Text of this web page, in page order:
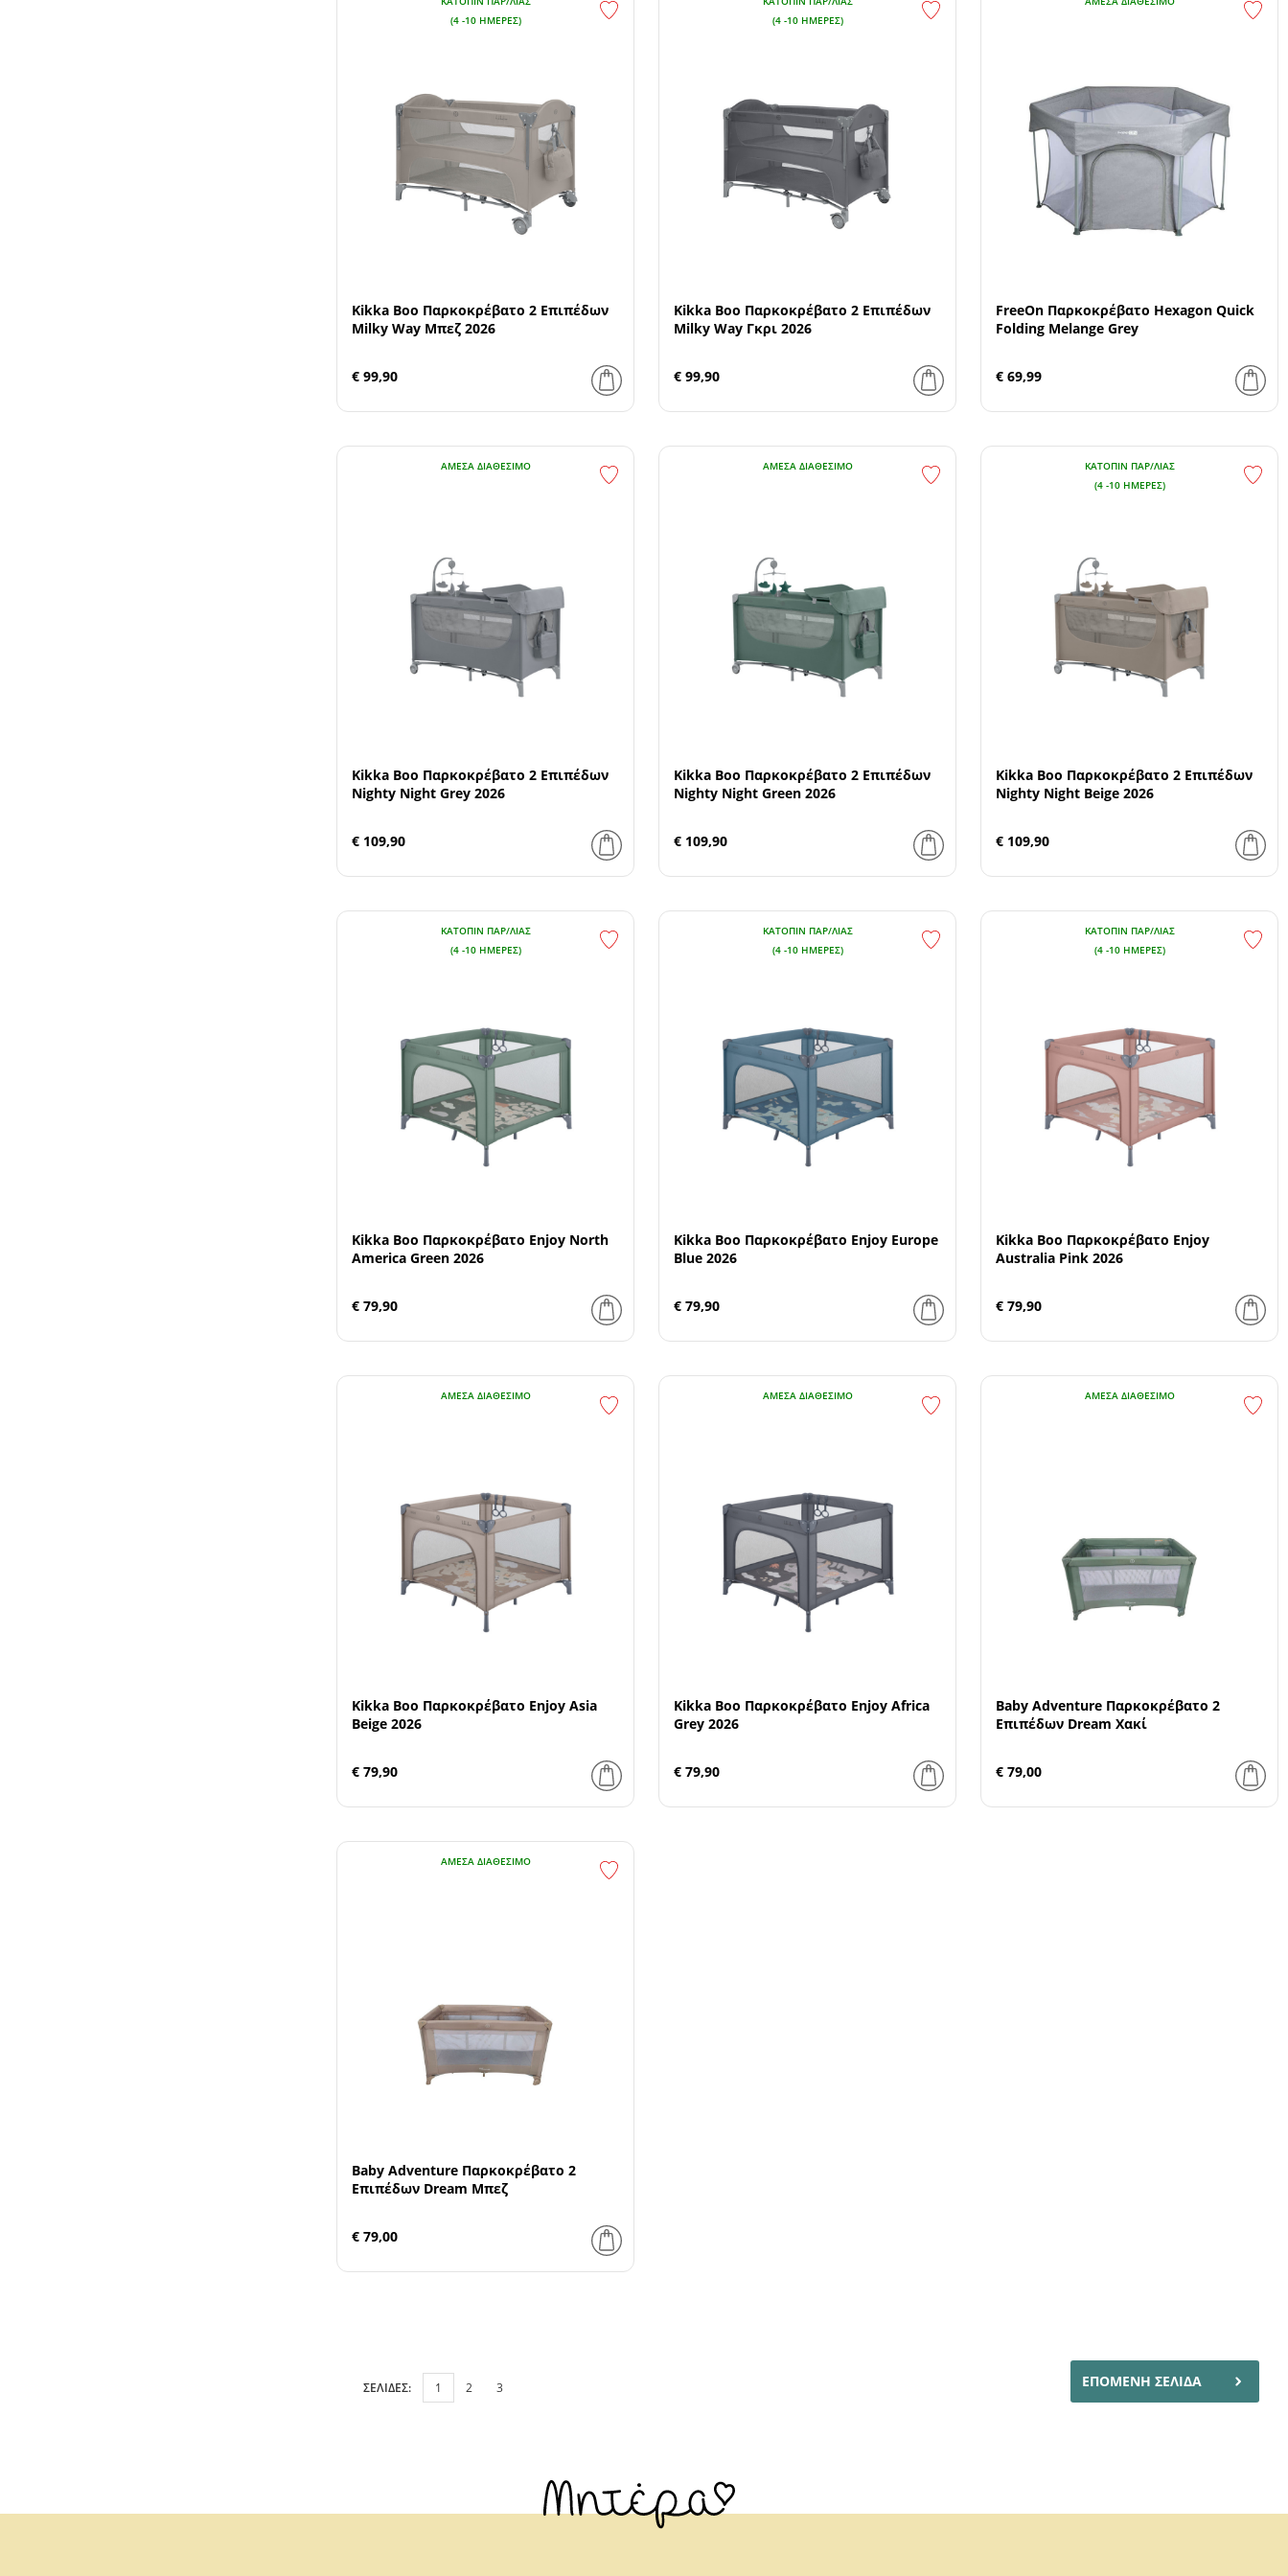
(4 -10 ΗΜΈΡΕΣ)
Kikka Boo Παρκοκρέβατο 2 Επιπέδων
Milky Way Μπεζ 2026
€ 99,90
(4 -10 ΗΜΈΡΕΣ)
Kikka Boo Παρκοκρέβατο 2 Επιπέδων
Milky Way Γκρι 2026
€ 99,90
FreeOn Παρκοκρέβατο Hexagon Quick
Folding Melange Grey
€ 69,99
ΆΜΕΣΑ ΔΙΑΘΈΣΙΜΟ
Kikka Boo Παρκοκρέβατο 2 Επιπέδων
Nighty Night Grey 2026
€ 109,90
ΆΜΕΣΑ ΔΙΑΘΈΣΙΜΟ
Kikka Boo Παρκοκρέβατο 2 Επιπέδων
Nighty Night Green 2026
€ 109,90
ΚΑΤΌΠΙΝ ΠΑΡ/ΛΊΑΣ
(4 -10 ΗΜΈΡΕΣ)
Kikka Boo Παρκοκρέβατο 2 Επιπέδων
Nighty Night Beige 2026
€ 109,90
ΚΑΤΌΠΙΝ ΠΑΡ/ΛΊΑΣ
(4 -10 ΗΜΈΡΕΣ)
Kikka Boo Παρκοκρέβατο Enjoy North
America Green 2026
€ 79,90
ΚΑΤΌΠΙΝ ΠΑΡ/ΛΊΑΣ
(4 -10 ΗΜΈΡΕΣ)
Kikka Boo Παρκοκρέβατο Enjoy Europe
Blue 2026
€ 79,90
ΚΑΤΌΠΙΝ ΠΑΡ/ΛΊΑΣ
(4 -10 ΗΜΈΡΕΣ)
Kikka Boo Παρκοκρέβατο Enjoy
Australia Pink 2026
€ 79,90
ΆΜΕΣΑ ΔΙΑΘΈΣΙΜΟ
Kikka Boo Παρκοκρέβατο Enjoy Asia
Beige 2026
€ 79,90
ΆΜΕΣΑ ΔΙΑΘΈΣΙΜΟ
Kikka Boo Παρκοκρέβατο Enjoy Africa
Grey 2026
€ 79,90
ΆΜΕΣΑ ΔΙΑΘΈΣΙΜΟ
Baby Adventure Παρκοκρέβατο 2
Επιπέδων Dream Χακί
€ 79,00
ΆΜΕΣΑ ΔΙΑΘΈΣΙΜΟ
Baby Adventure Παρκοκρέβατο 2
Επιπέδων Dream Μπεζ
€ 79,00
ΣΕΛΙΔΕΣ: 1 2 3 ΕΠΟΜΕΝΗ ΣΕΛΙΔΑ